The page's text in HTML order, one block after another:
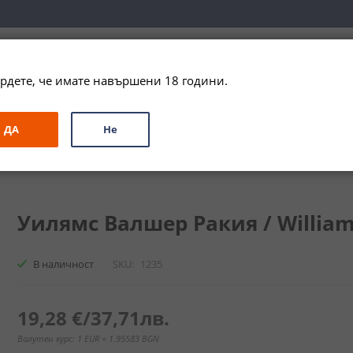
ЗА ПОДАРЪК ПРОМО СПЕЦИАЛНИ ПРЕДЛОЖЕНИЯ
Уилямс Валшер Ракия /
В наличност SKU 1235
19,28 €/37,71лв.
Валутен курс: 1 EUR = 1.95583 BGN
че имате навършени 18 години.
ДА Не